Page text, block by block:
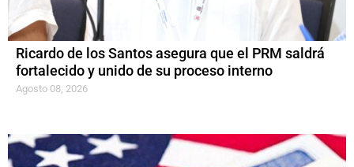
Ricardo de los Santos asegura que el PRM saldrá
fortalecido y unido de su proceso interno
Agosto 08, 2026